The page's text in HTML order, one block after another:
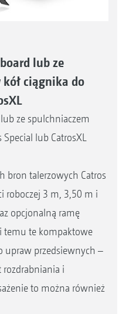
lub ze
ciągnika do
ze spulchniaczem
lub CatrosXL
bron talerzowych Catros
roboczej 3 m, 3,50 m i
opcjonalną ramę
temu te kompaktowe
upraw przedsiewnych –
rozdrabniania i
to można również